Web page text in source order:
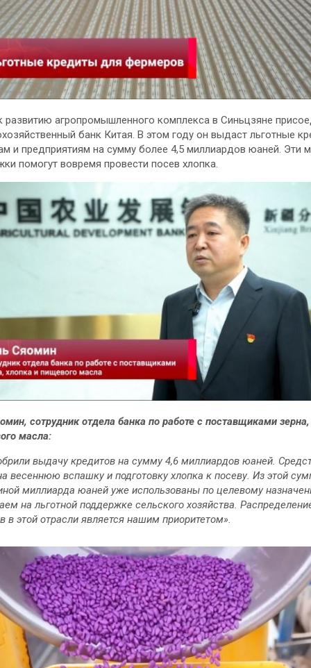
развитию агропромышленного комплекса в Синьцзяне
банк Китая. В этом году он выдаст льготные
и предприятиям на сумму более 4,5 миллиардов юаней. Эти
помогут вовремя провести посев хлопка.
сотрудник отдела банка по работе с поставщиками
масла:
выдачу кредитов на сумму 4,6 миллиардов юаней.
весеннюю вспашку и подготовку хлопка к посеву. Из этой
миллиарда юаней уже использованы по целевому
на льготной поддержке сельского хозяйства.
в этой отрасли является нашим приоритетом».